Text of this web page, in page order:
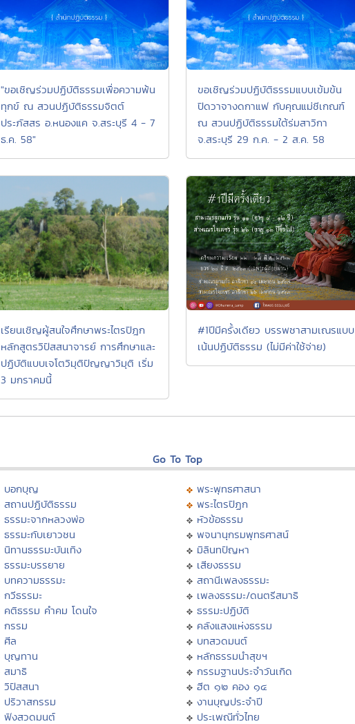
"ขอเชิญร่วมปฏิบัติธรรมเพื่อความพ้น
ทุกข์ ณ สวนปฏิบัติธรรมจิตต์
ประภัสสร อ.หนองแค จ.สระบุรี 4 - 7
ธ.ค. 58"
ขอเชิญร่วมปฏิบัติธรรมแบบเข้มข้น
ปิดวาจางดกาแฟ กับคุณแม่ชีเกณฑ์
ณ สวนปฏิบัติธรรมใต้ร่มสาวิกา
จ.สระบุรี 29 ก.ค. - 2 ส.ค. 58
เรียนเชิญผู้สนใจศึกษาพระไตรปิฎก
หลักสูตรวิปัสสนาจารย์ การศึกษาและ
ปฏิบัติแบบเจโตวิมุติปัญญาวิมุติ เริ่ม
3 มกราคมนี้
#1ปีมีครั้งเดียว บรรพชาสามเณรแบบ
เน้นปฏิบัติธรรม (ไม่มีค่าใช้จ่าย)
Go To Top
บอกบุญ
สถานปฏิบัติธรรม
ธรรมะจากหลวงพ่อ
ธรรมะกับเยาวชน
นิทานธรรมะบันเทิง
ธรรมะบรรยาย
บทความธรรมะ
กวีธรรมะ
คติธรรม คำคม โดนใจ
กรรม
ศีล
บุญทาน
สมาธิ
วิปัสสนา
ปริวาสกรรม
ฟังสวดมนต์
พระพุทธศาสนา
พระไตรปิฏก
หัวข้อธรรม
พจนานุกรมพุทธศาสน์
มิลินทปัญหา
เสียงธรรม
สถานีเพลงธรรมะ
เพลงธรรมะ/ดนตรีสมาธิ
ธรรมะปฏิบัติ
คลังแสงแห่งธรรม
บทสวดมนต์
หลักธรรมนำสุขฯ
กรรมฐานประจำวันเกิด
ฮีต ๑๒ คอง ๑๔
งานบุญประจำปี
ประเพณีทั่วไทย